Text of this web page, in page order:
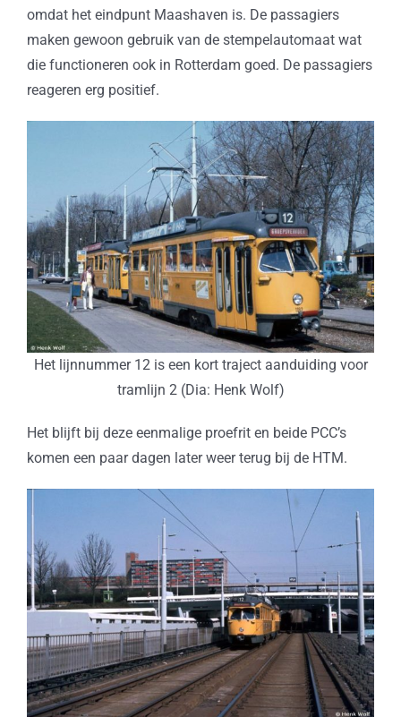
omdat het eindpunt Maashaven is. De passagiers
maken gewoon gebruik van de stempelautomaat wat
die functioneren ook in Rotterdam goed. De passagiers
reageren erg positief.
Het lijnnummer 12 is een kort traject aanduiding voor
tramlijn 2 (Dia: Henk Wolf)
Het blijft bij deze eenmalige proefrit en beide PCC’s
komen een paar dagen later weer terug bij de HTM.